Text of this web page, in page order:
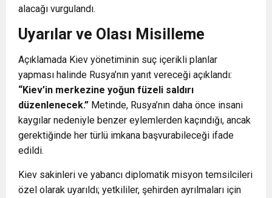
alacağı vurgulandı.
Uyarılar ve Olası Misilleme
Açıklamada Kiev yönetiminin suç içerikli planlar
yapması halinde Rusya’nın yanıt vereceği açıklandı:
“Kiev’in merkezine yoğun füzeli saldırı
düzenlenecek.” Metinde, Rusya’nın daha önce insani
kaygılar nedeniyle benzer eylemlerden kaçındığı, ancak
gerektiğinde her türlü imkana başvurabileceği ifade
edildi.
Kiev sakinleri ve yabancı diplomatik misyon temsilcileri
özel olarak uyarıldı; yetkililer, şehirden ayrılmaları için